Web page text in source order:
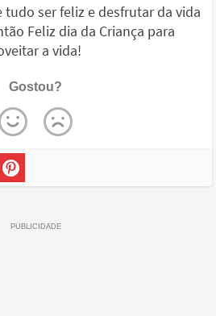
tudo ser feliz e desfrutar da vida
Feliz dia da Criança para
a vida!
Gostou?